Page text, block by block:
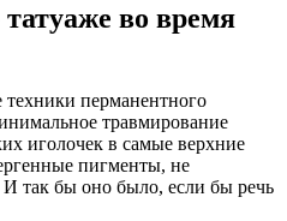
во время
перманентного
травмирование
иголочек в самые верхние
пигменты, не
так бы оно было, если бы речь